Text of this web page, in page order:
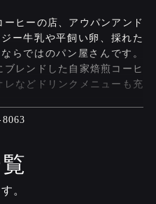
ヒーの店、アウパンアンド
ー牛乳や平飼い卵、採れた
らではのパン屋さんです。
ブレンドした自家焙煎コーヒ
などドリンクメニューも充
。